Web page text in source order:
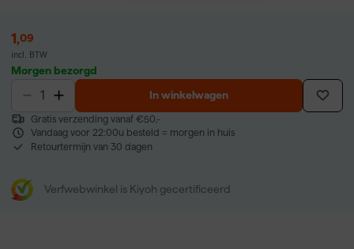
1,09
incl. BTW
Morgen bezorgd
In winkelwagen
Gratis verzending vanaf €50,-
Vandaag voor 22:00u besteld = morgen in huis
Retourtermijn van 30 dagen
Verfwebwinkel is Kiyoh gecertificeerd